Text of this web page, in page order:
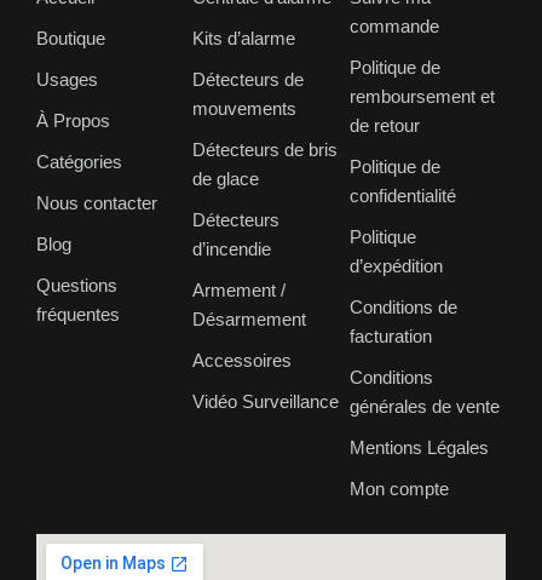
Boutique
Usages
À Propos
Catégories
Nous contacter
Blog
Questions
fréquentes
Kits d’alarme
Détecteurs de
mouvements
Détecteurs de bris
de glace
Détecteurs
d’incendie
Armement /
Désarmement
Accessoires
Vidéo Surveillance
commande
Politique de
remboursement et
de retour
Politique de
confidentialité
Politique
d’expédition
Conditions de
facturation
Conditions
générales de vente
Mentions Légales
Mon compte